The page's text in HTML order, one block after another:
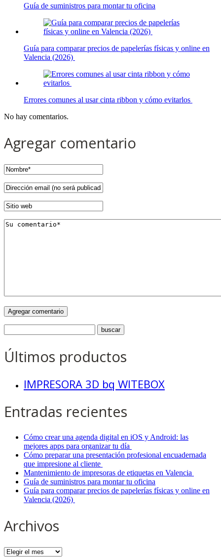
Guía de suministros para montar tu oficina
Guía para comparar precios de papelerías físicas y online en
Valencia (2026)
Errores comunes al usar cinta ribbon y cómo evitarlos
No hay comentarios.
Agregar comentario
Últimos productos
IMPRESORA 3D bq WITEBOX
Entradas recientes
Cómo crear una agenda digital en iOS y Android: las
mejores apps para organizar tu día
Cómo preparar una presentación profesional encuadernada
que impresione al cliente
Mantenimiento de impresoras de etiquetas en Valencia
Guía de suministros para montar tu oficina
Guía para comparar precios de papelerías físicas y online en
Valencia (2026)
Archivos
Archivos